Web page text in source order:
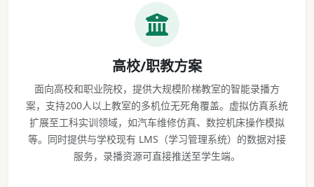
高校/职教方案
面向高校和职业院校，提供大规模阶梯教室的智能录播方
案，支持200人以上教室的多机位无死角覆盖。虚拟仿真系统
扩展至工科实训领域，如汽车维修仿真、数控机床操作模拟
等。同时提供与学校现有 LMS（学习管理系统）的数据对接
服务，录播资源可直接推送至学生端。